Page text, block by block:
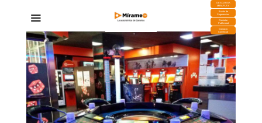
DESCARGA
MIRAPLAY
Buzón de
Sugerencias
Contratar
Publicidad
Contacto
Comercial